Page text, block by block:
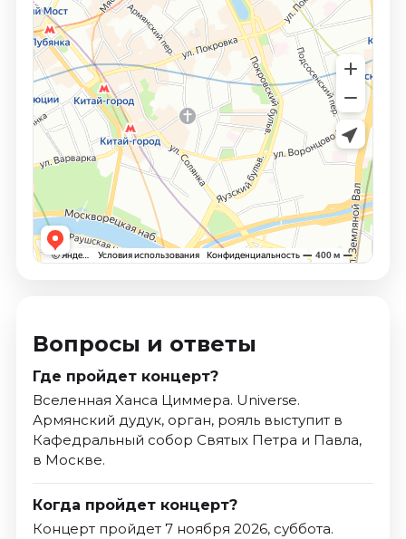
Вопросы и ответы
Где пройдет концерт?
Вселенная Ханса Циммера. Universe.
Армянский дудук, орган, рояль выступит в
Кафедральный собор Святых Петра и Павла,
в Москве.
Когда пройдет концерт?
Концерт пройдет 7 ноября 2026, суббота.